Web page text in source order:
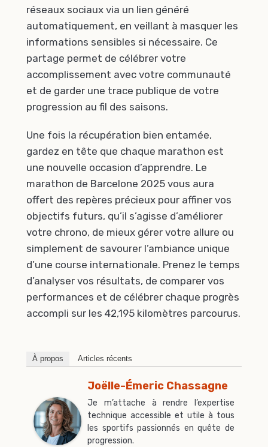
réseaux sociaux via un lien généré
automatiquement, en veillant à masquer les
informations sensibles si nécessaire. Ce
partage permet de célébrer votre
accomplissement avec votre communauté
et de garder une trace publique de votre
progression au fil des saisons.
Une fois la récupération bien entamée,
gardez en tête que chaque marathon est
une nouvelle occasion d’apprendre. Le
marathon de Barcelone 2025 vous aura
offert des repères précieux pour affiner vos
objectifs futurs, qu’il s’agisse d’améliorer
votre chrono, de mieux gérer votre allure ou
simplement de savourer l’ambiance unique
d’une course internationale. Prenez le temps
d’analyser vos résultats, de comparer vos
performances et de célébrer chaque progrès
accompli sur les 42,195 kilomètres parcourus.
À propos Articles récents
Joëlle-Émeric Chassagne
Je m’attache à rendre l’expertise
technique accessible et utile à tous
les sportifs passionnés en quête de
progression.